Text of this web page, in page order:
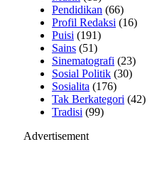
Pendidikan (66)
Profil Redaksi (16)
Puisi (191)
Sains (51)
Sinematografi (23)
Sosial Politik (30)
Sosialita (176)
Tak Berkategori (42)
Tradisi (99)
Advertisement